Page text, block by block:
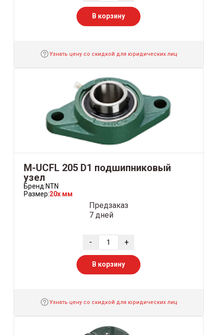
В корзину
Узнать цену со скидкой для юридических лиц
M-UCFL 205 D1 подшипниковый
узел
Бренд:NTN
Размер:20x мм
Предзаказ
7 дней
- +
В корзину
Узнать цену со скидкой для юридических лиц